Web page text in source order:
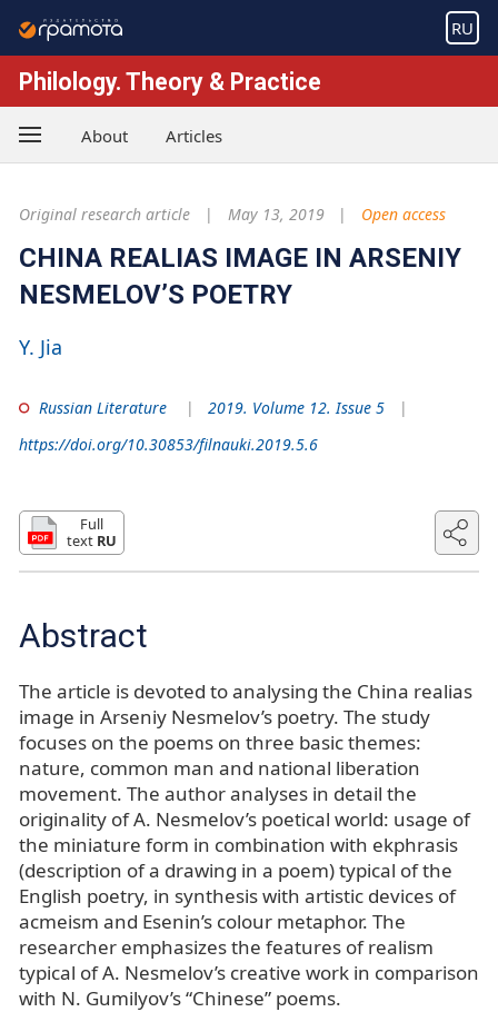
RU
Philology. Theory & Practice
About Articles
Original research article May 13, 2019 Open access
CHINA REALIAS IMAGE IN ARSENIY
NESMELOV’S POETRY
Y. Jia
Russian Literature
2019. Volume 12. Issue 5
https://doi.org/10.30853/filnauki.2019.5.6
Full
text RU
Abstract
The article is devoted to analysing the China realias
image in Arseniy Nesmelov’s poetry. The study
focuses on the poems on three basic themes:
nature, common man and national liberation
movement. The author analyses in detail the
originality of A. Nesmelov’s poetical world: usage of
the miniature form in combination with ekphrasis
(description of a drawing in a poem) typical of the
English poetry, in synthesis with artistic devices of
acmeism and Esenin’s colour metaphor. The
researcher emphasizes the features of realism
typical of A. Nesmelov’s creative work in comparison
with N. Gumilyov’s “Chinese” poems.